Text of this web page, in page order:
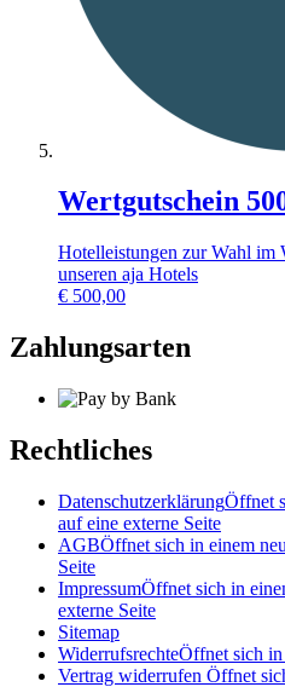
Wertgutschein
Hotelleistungen zur Wahl im
unseren aja Hotels
€ 500,00
Zahlungsarten
Rechtliches
DatenschutzerklärungÖffnet
auf eine externe Seite
AGBÖffnet sich in einem
Seite
ImpressumÖffnet sich in
externe Seite
Sitemap
WiderrufsrechteÖffnet sich in
Vertrag widerrufen Öffnet